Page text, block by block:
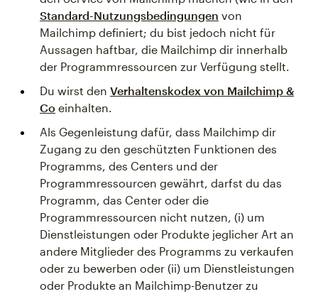
Standard-Nutzungsbedingungen von
Mailchimp definiert; du bist jedoch nicht für
Aussagen haftbar, die Mailchimp dir innerhalb
der Programmressourcen zur Verfügung stellt.
Du wirst den Verhaltenskodex von Mailchimp &
Co einhalten.
Als Gegenleistung dafür, dass Mailchimp dir
Zugang zu den geschützten Funktionen des
Programms, des Centers und der
Programmressourcen gewährt, darfst du das
Programm, das Center oder die
Programmressourcen nicht nutzen, (i) um
Dienstleistungen oder Produkte jeglicher Art an
andere Mitglieder des Programms zu verkaufen
oder zu bewerben oder (ii) um Dienstleistungen
oder Produkte an Mailchimp-Benutzer zu